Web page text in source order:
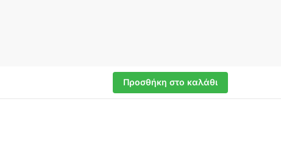
Προσθήκη στο καλάθι